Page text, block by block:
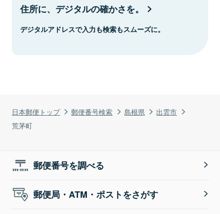
日本郵便トップ 郵便番号検索 島根県
出雲市
荒茅町
住所に、デジタルの確かさを。
デジタルアドレスで入力も検索もスムーズに。
郵便番号を調べる
郵便局・ATM・ポストをさがす